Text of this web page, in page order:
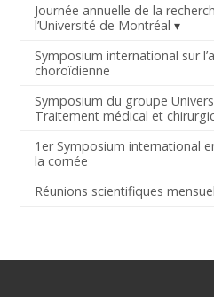
Journée annuelle de la
l’Université de Montréal
Symposium international sur
choroïdienne
Symposium du groupe
Traitement médical et
1er Symposium international
la cornée
Réunions scientifiques